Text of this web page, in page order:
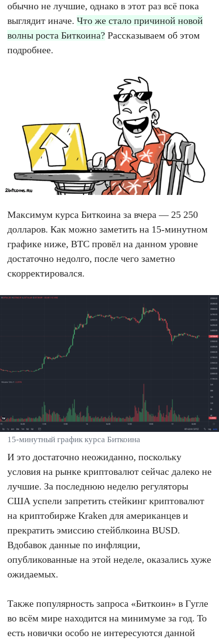
обычно не лучшие, однако в этот раз всё пока
выглядит иначе. Что же стало причиной новой
волны роста Биткоина? Рассказываем об этом
подробнее.
Максимум курса Биткоина за вчера — 25 250
долларов. Как можно заметить на 15-минутном
графике ниже, BTC провёл на данном уровне
достаточно недолго, после чего заметно
скорректировался.
15-минутный график курса Биткоина
И это достаточно неожиданно, поскольку
условия на рынке криптовалют сейчас далеко не
лучшие. За последнюю неделю регуляторы
США успели запретить стейкинг криптовалют
на криптобирже Kraken для американцев и
прекратить эмиссию стейблкоина BUSD.
Вдобавок данные по инфляции,
опубликованные на этой неделе, оказались хуже
ожидаемых.
Также популярность запроса «Биткоин» в Гугле
во всём мире находится на минимуме за год. То
есть новички особо не интересуются данной